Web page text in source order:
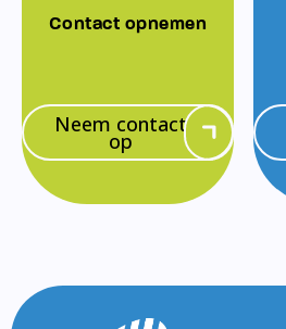
Contact opnemen
Neem contact
op